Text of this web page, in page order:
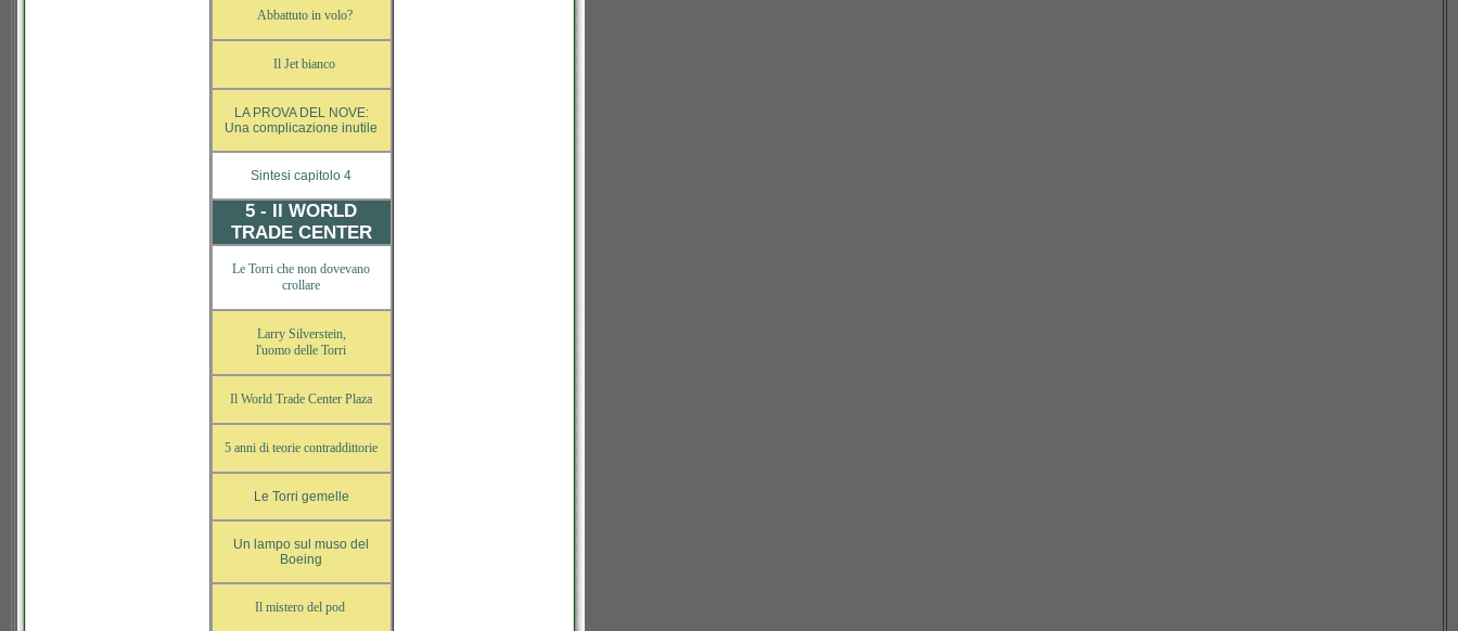
Abbattuto in volo?
Il Jet bianco
LA PROVA DEL NOVE:
Una complicazione inutile
Sintesi capitolo 4
5 - Il WORLD
TRADE CENTER
Le Torri che non dovevano
crollare
Larry Silverstein,
l'uomo delle Torri
Il World Trade Center Plaza
5 anni di teorie contraddittorie
Le Torri gemelle
Un lampo sul muso del
Boeing
Il mistero del pod